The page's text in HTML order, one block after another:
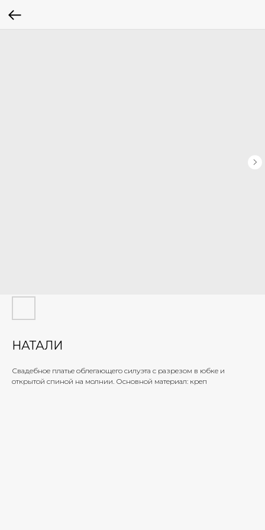
НАТАЛИ
Свадебное платье облегающего силуэта с разрезом в юбке и
открытой спиной на молнии. Основной материал: креп